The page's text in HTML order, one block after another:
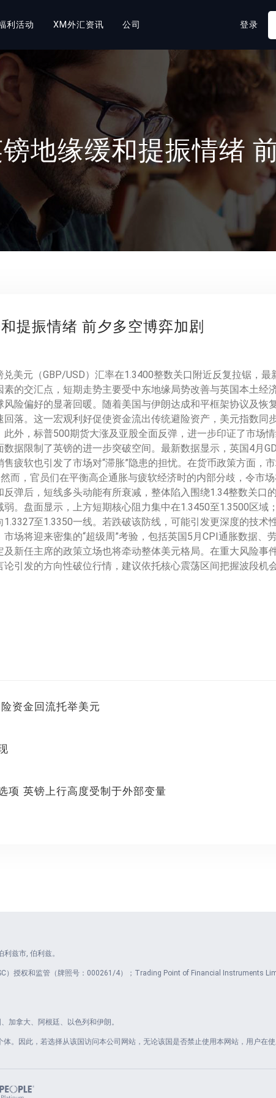
利活动 XM外汇资讯 公司 登录
地缘缓和提振情绪
提振情绪 前夕多空博弈加剧
美元（GBP/USD）汇率在1.3400整数关口附近反复拉锯，
的交汇点，短期走势主要受中东地缘局势改善与英国本土经
险偏好的显著回暖。随着美国与伊朗达成和平框架协议及恢
落。这一宏观利好促使资金流出传统避险资产，美元指数同
外，标普500期货大涨及亚股全面反弹，进一步印证了市场情
据限制了英镑的进一步突破空间。最新数据显示，英国4月
疲软也引发了市场对“滞胀”隐患的担忧。在货币政策方面，
而，官员们在平衡高企通胀与疲软经济时的内部分歧，令市场
弹后，短线多头动能有所衰减，整体陷入围绕1.34整数关口
。盘面显示，上方短期核心阻力集中在1.3450至1.3500区域
至1.3350一线。若跌破该防线，可能引发更深度的技术性
场将迎来密集的“超级周”考验，包括英国5月CPI通胀数据、
新任主席的政策立场也将牵动整体美元格局。在重大风险事
引发的方向性破位行情，建议依托核心震荡区间把握波段机
资金回流托举美元
项 英镑上行高度受制于外部变量
兹市, 伯利兹。
）授权和监管（牌照号：000261/4）；Trading Point of Financial Instruments
加拿大、阿根廷、以色列和伊朗。
。因此，若选择从该国访问本公司网站，无论该国是否禁止使用本网站，用户在